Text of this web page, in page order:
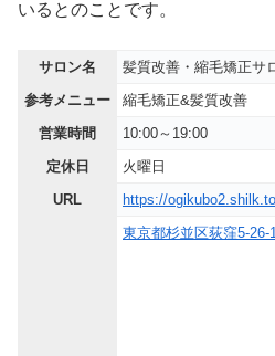
いるとのことです。
サロン名
髪質改善・縮毛矯正サ
参考メニュー
縮毛矯正&髪質改善
営業時間
10:00～19:00
定休日
火曜日
URL
https://
東京都杉並区荻窪5-